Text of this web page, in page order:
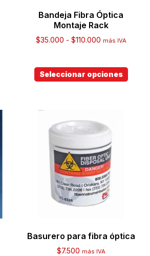
Bandeja Fibra Óptica
Montaje Rack
$35.000 - $110.000 más IVA
Seleccionar opciones
Basurero para fibra óptica
$7.500 más IVA